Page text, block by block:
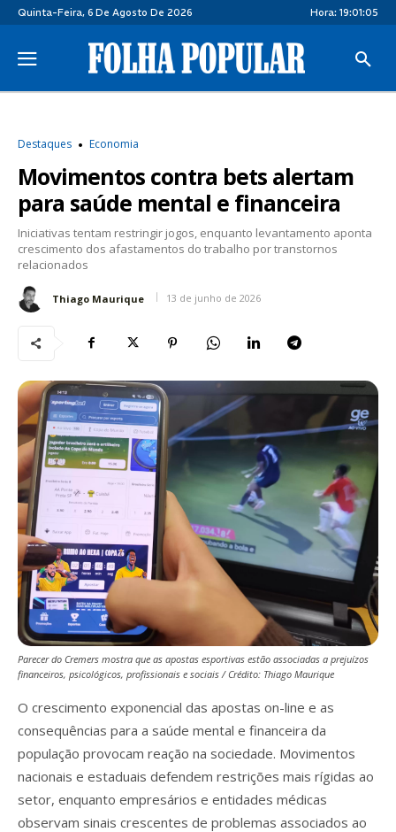
Quinta-Feira, 6 De Agosto De 2026 Hora:19:01:06
Destaques Economia
Movimentos contra bets alertam
para saúde mental e financeira
Iniciativas tentam restringir jogos, enquanto levantamento aponta
crescimento dos afastamentos do trabalho por transtornos
relacionados
Thiago Maurique 13 de junho de 2026
Parecer do Cremers mostra que as apostas esportivas estão associadas a prejuízos
financeiros, psicológicos, profissionais e sociais / Crédito: Thiago Maurique
O crescimento exponencial das apostas on-line e as
consequências para a saúde mental e financeira da
população provocam reação na sociedade. Movimentos
nacionais e estaduais defendem restrições mais rígidas ao
setor, enquanto empresários e entidades médicas
observam sinais crescentes de problemas associados ao